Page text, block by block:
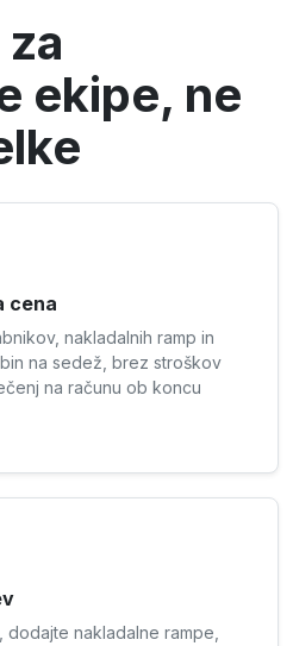
ekipe, ne
cena
nakladalnih ramp in
na sedež, brez stroškov
na računu ob koncu
dodajte nakladalne rampe,